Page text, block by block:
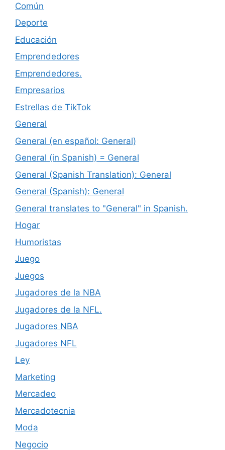
Común
Deporte
Educación
Emprendedores
Emprendedores.
Empresarios
Estrellas de TikTok
General
General (en español: General)
General (in Spanish) = General
General (Spanish Translation): General
General (Spanish): General
General translates to "General" in Spanish.
Hogar
Humoristas
Juego
Juegos
Jugadores de la NBA
Jugadores de la NFL.
Jugadores NBA
Jugadores NFL
Ley
Marketing
Mercadeo
Mercadotecnia
Moda
Negocio